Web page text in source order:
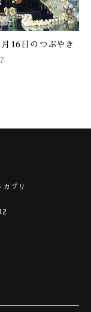
16日のつぶやき
プリ